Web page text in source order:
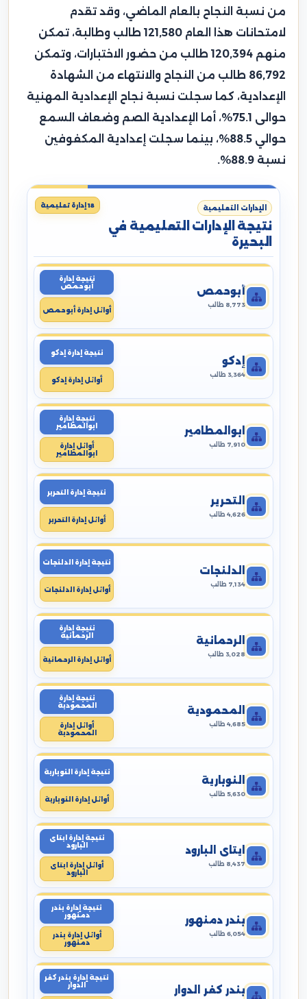
من نسبة النجاح بالعام الماضي، وقد تقدم
لامتحانات هذا العام 121,580 طالب وطالبة، تمكن
منهم 120,394 طالب من حضور الاختبارات، وتمكن
86,792 طالب من النجاح والانتهاء من الشهادة
الإعدادية، كما سجلت نسبة نجاح الإعدادية المهنية
حوالى 75.1%، أما الإعدادية الصم وضعاف السمع
حوالي 88.5%، بينما سجلت إعدادية المكفوفين
نسبة 88.9%.
الإدارات التعليمية
نتيجة الإدارات التعليمية في
البحيرة
18 إدارة تعليمية
أبوحمص
8,773 طالب
نتيجة إدارة
أبوحمص
أوائل إدارة أبوحمص
إدكو
3,364 طالب
نتيجة إدارة إدكو
أوائل إدارة إدكو
ابوالمطامير
7,910 طالب
نتيجة إدارة
ابوالمطامير
أوائل إدارة
ابوالمطامير
التحرير
4,626 طالب
نتيجة إدارة التحرير
أوائل إدارة التحرير
الدلنجات
7,134 طالب
نتيجة إدارة الدلنجات
أوائل إدارة الدلنجات
الرحمانية
3,028 طالب
نتيجة إدارة
الرحمانية
أوائل إدارة الرحمانية
المحمودية
4,685 طالب
نتيجة إدارة
المحمودية
أوائل إدارة
المحمودية
النوبارية
5,630 طالب
نتيجة إدارة النوبارية
أوائل إدارة النوبارية
ايتاى البارود
8,437 طالب
نتيجة إدارة ايتاى
البارود
أوائل إدارة ايتاى
البارود
بندر دمنهور
6,054 طالب
نتيجة إدارة بندر
دمنهور
أوائل إدارة بندر
دمنهور
بندر كفر الدوار
نتيجة إدارة بندر كفر
الدوار